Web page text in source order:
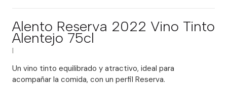
Alento Reserva 2022 Vino Tinto
Alentejo 75cl
Un vino tinto equilibrado y atractivo, ideal para
acompañar la comida, con un perfil Reserva.